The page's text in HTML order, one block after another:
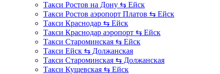
Такси Ростов на Дону ⇆ Ейск
Такси Ростов аэропорт Платов ⇆ Ейск
Такси Краснодар ⇆ Ейск
Такси Краснодар аэропорт ⇆ Ейск
Такси Староминская ⇆ Ейск
Такси Ейск ⇆ Должанская
Такси Староминская ⇆ Должанская
Такси Кущевская ⇆ Ейск